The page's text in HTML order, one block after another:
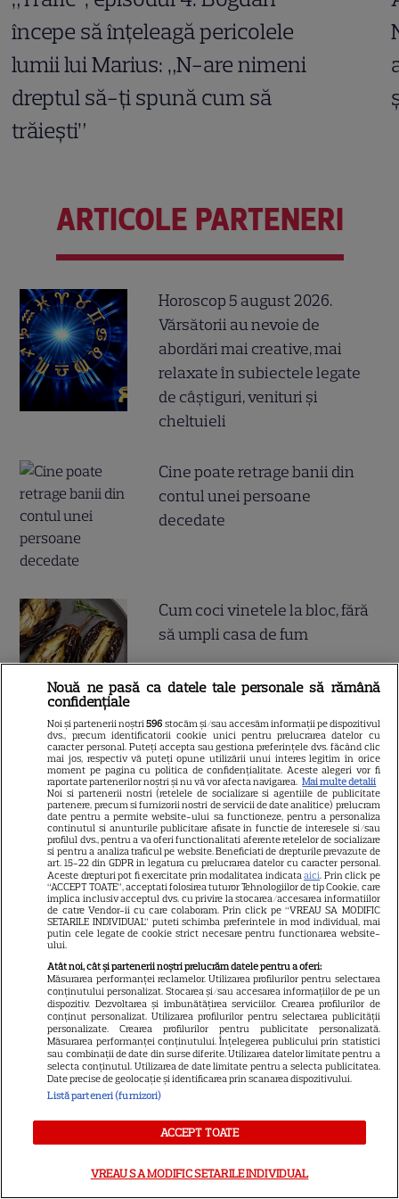
începe să înțeleagă pericolele
lumii lui Marius: „N-are nimeni
dreptul să-ți spună cum să
trăiești”
ARTICOLE PARTENERI
Horoscop 5 august 2026.
Vărsătorii au nevoie de
abordări mai creative, mai
relaxate în subiectele legate
de câștiguri, venituri și
cheltuieli
Cine poate retrage banii din
contul unei persoane
decedate
Cum coci vinetele la bloc, fără
să umpli casa de fum
Ce este pământul de diatomee
și cum se utilizează
ALTE ARTICOLE
INTERESANTE
6
PRIME VIDEO
Premierele Prime Video din
sezonul 4, „Sterling Point” și
Nouă ne pasă ca datele tale personale să rămână
confidențiale
Noi și partenerii noștri596 stocăm și/sau accesăm informații pe dispozitivul
dvs., precum identificatorii cookie unici pentru prelucrarea datelor cu
caracter personal. Puteți accepta sau gestiona preferințele dvs. făcând clic
mai jos, respectiv vă puteți opune utilizării unui interes legitim în orice
moment pe pagina cu politica de confidențialitate. Aceste alegeri vor fi
raportate partenerilor noștri și nu vă vor afecta navigarea. Mai multe detalii
Noi si partenerii nostri (retelele de socializare si agentiile de publicitate
partenere, precum si furnizorii nostri de servicii de date analitice) prelucram
date pentru a permite website-ului sa functioneze, pentru a personaliza
continutul si anunturile publicitare afisate in functie de interesele si/sau
profilul dvs., pentru a va oferi functionalitati aferente retelelor de socializare
si pentru a analiza traficul pe website. Beneficiati de drepturile prevazute de
art. 15-22 din GDPR in legatura cu prelucrarea datelor cu caracter personal.
Aceste drepturi pot fi exercitate prin modalitatea indicataaici. Prin click pe
“ACCEPT TOATE”, acceptati folosirea tuturor Tehnologiilor de tip Cookie, care
implica inclusiv acceptul dvs. cu privire la stocarea/accesarea informatiilor
de catre Vendor-ii cu care colaboram. Prin click pe “VREAU SA MODIFIC
SETARILE INDIVIDUAL” puteti schimba preferintele in mod individual, mai
putin cele legate de cookie strict necesare pentru functionarea website-
ului.
Atât noi, cât și partenerii noștri prelucrăm datele pentru a oferi:
Măsurarea performanței reclamelor. Utilizarea profilurilor pentru selectarea
conținutului personalizat. Stocarea și/sau accesarea informațiilor de pe un
dispozitiv. Dezvoltarea și îmbunătățirea serviciilor. Crearea profilurilor de
conținut personalizat. Utilizarea profilurilor pentru selectarea publicității
personalizate. Crearea profilurilor pentru publicitate personalizată.
Măsurarea performanței conținutului. Înțelegerea publicului prin statistici
sau combinații de date din surse diferite. Utilizarea datelor limitate pentru a
selecta conținutul. Utilizarea de date limitate pentru a selecta publicitatea.
Date precise de geolocație și identificarea prin scanarea dispozitivului.
Listă parteneri (furnizori)
ACCEPT TOATE
VREAU SA MODIFIC SETARILE INDIVIDUAL